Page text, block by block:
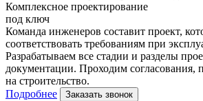
Комплексное проектирование
под ключ
Команда инженеров составит проект,
соответствовать требованиям при
Разрабатываем все стадии и разделы
документации. Проходим согласования,
на строительство.
Подробнее
Заказать звонок